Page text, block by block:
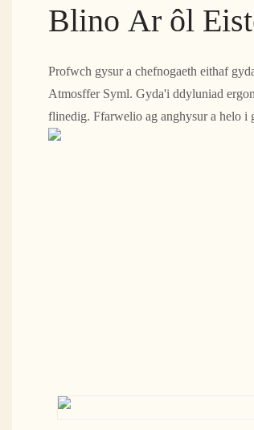
Blino Ar ôl
Profwch gysur a chefnogaeth eithaf
Atmosffer Syml. Gyda'i ddyluniad
flinedig. Ffarwelio ag anghysur a helo i